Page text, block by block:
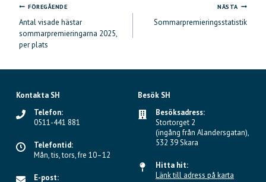
Inläggsnavigering
FÖREGÅENDE
Antal visade hästar
sommarpremieringarna 2025,
per plats
NÄSTA
Sommarpremieringsstatistik
Kontakta SH
Telefon:
0511-441 881
Telefontid:
Mån, tis, tors, fre 10–12
E-post:
Besök SH
Besöksadress:
Stortorget 2
(ingång från Alandersgatan),
532 39 Skara
Hitta hit:
Länk till adress på karta